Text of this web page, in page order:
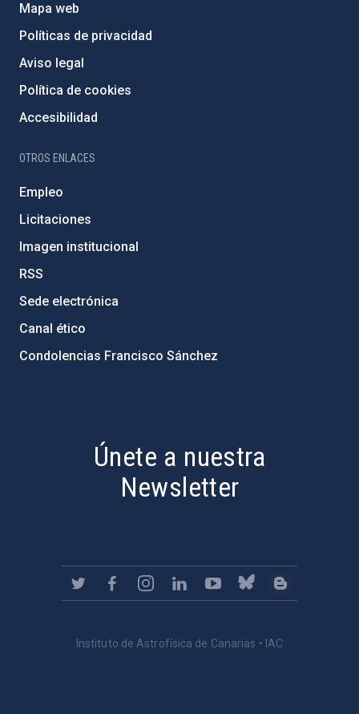
Mapa web
Políticas de privacidad
Aviso legal
Política de cookies
Accesibilidad
OTROS ENLACES
Empleo
Licitaciones
Imagen institucional
RSS
Sede electrónica
Canal ético
Condolencias Francisco Sánchez
Únete a nuestra
Newsletter
Instituto de Astrofísica de Canarias • IAC